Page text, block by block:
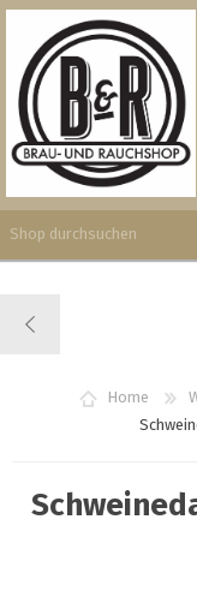
WUNSCHLISTE
Home